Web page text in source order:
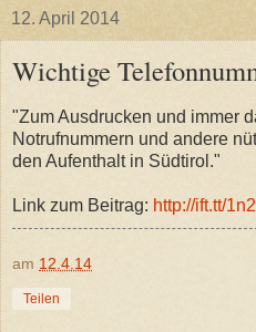
12. April 2014
Wichtige
"Zum Ausdrucken und immer
Notrufnummern und andere
den Aufenthalt in Südtirol."
Link zum Beitrag: http://ift.tt/
am 12.4.14
Teilen